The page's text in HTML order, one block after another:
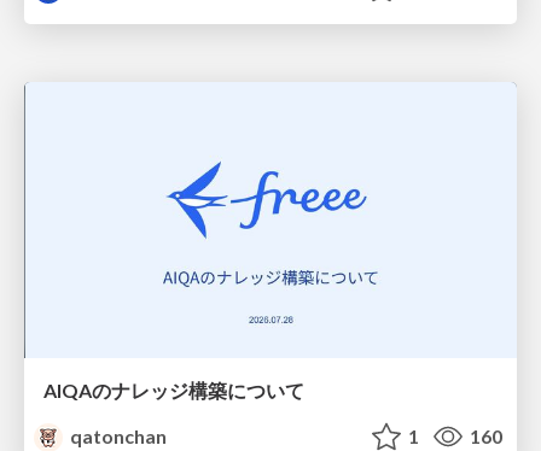
AIQAのナレッジ構築について
qatonchan
1 160